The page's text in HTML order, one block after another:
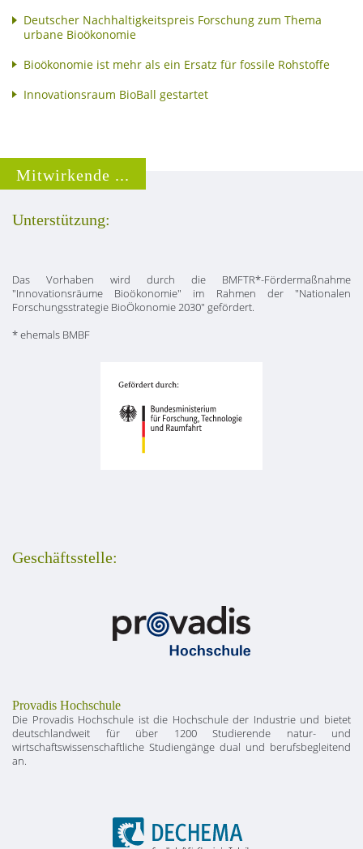
Deutscher Nachhaltigkeitspreis Forschung zum Thema
urbane Bioökonomie
Bioökonomie ist mehr als ein Ersatz für fossile Rohstoffe
Innovationsraum BioBall gestartet
Mitwirkende ...
Unterstützung:
Das Vorhaben wird durch die BMFTR*-Fördermaßnahme
"Innovationsräume Bioökonomie" im Rahmen der "Nationalen
Forschungsstrategie BioÖkonomie 2030" gefördert.
* ehemals BMBF
Geschäftsstelle:
Provadis Hochschule
Die Provadis Hochschule ist die Hochschule der Industrie und bietet
deutschlandweit für über 1200 Studierende natur- und
wirtschaftswissenschaftliche Studiengänge dual und berufsbegleitend
an.